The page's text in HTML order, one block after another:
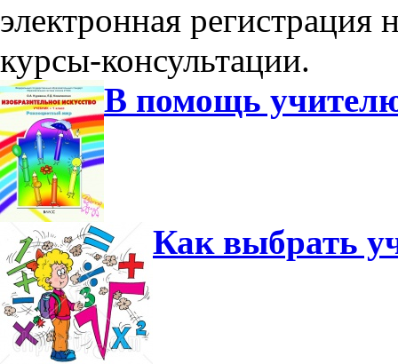
электронная
курсы-консультации.
В помощь
Как выбрать